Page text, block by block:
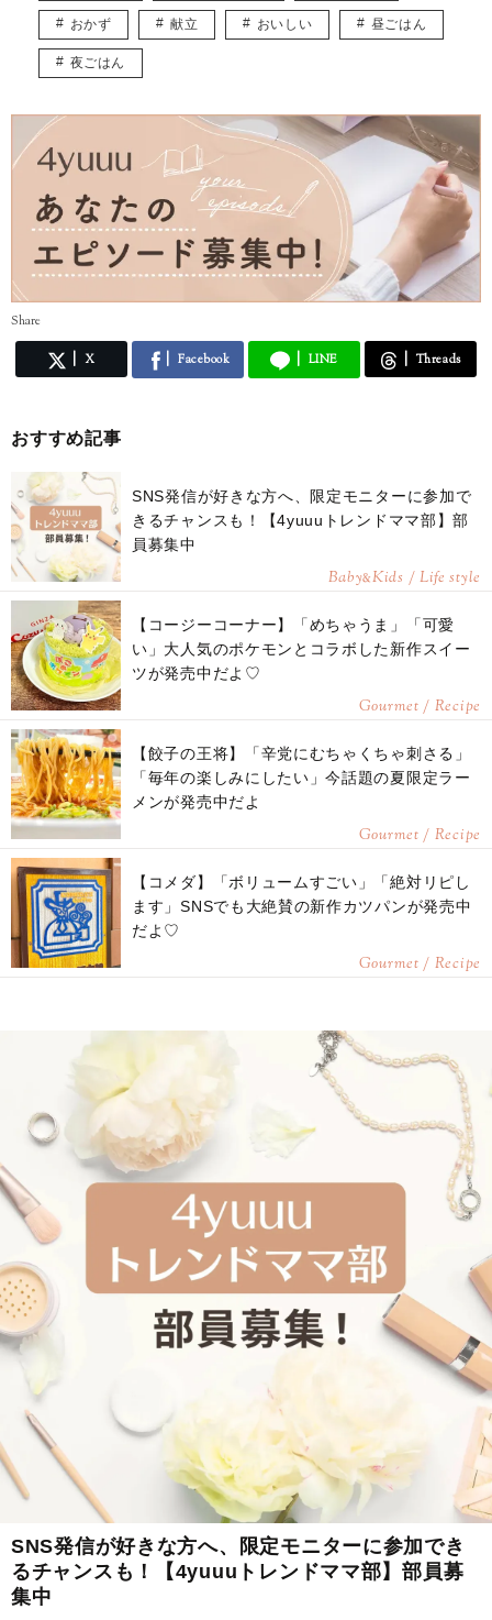
おかず 献立 おいしい 昼ごはん
夜ごはん
Share
X Facebook LINE Threads
おすすめ記事
SNS発信が好きな方へ、限定モニターに参加で
きるチャンスも！【4yuuuトレンドママ部】部
員募集中
Baby&Kids / Life style
【コージーコーナー】「めちゃうま」「可愛
い」大人気のポケモンとコラボした新作スイー
ツが発売中だよ♡
Gourmet / Recipe
【餃子の王将】「辛党にむちゃくちゃ刺さる」
「毎年の楽しみにしたい」今話題の夏限定ラー
メンが発売中だよ
Gourmet / Recipe
【コメダ】「ボリュームすごい」「絶対リピし
ます」SNSでも大絶賛の新作カツパンが発売中
だよ♡
Gourmet / Recipe
SNS発信が好きな方へ、限定モニターに参加でき
るチャンスも！【4yuuuトレンドママ部】部員募
集中